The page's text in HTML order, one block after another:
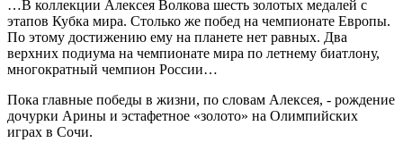
…В коллекции Алексея Волкова шесть золотых медалей с
этапов Кубка мира. Столько же побед на чемпионате Европы.
По этому достижению ему на планете нет равных. Два
верхних подиума на чемпионате мира по летнему биатлону,
многократный чемпион России…
Пока главные победы в жизни, по словам Алексея, - рождение
дочурки Арины и эстафетное «золото» на Олимпийских
играх в Сочи.